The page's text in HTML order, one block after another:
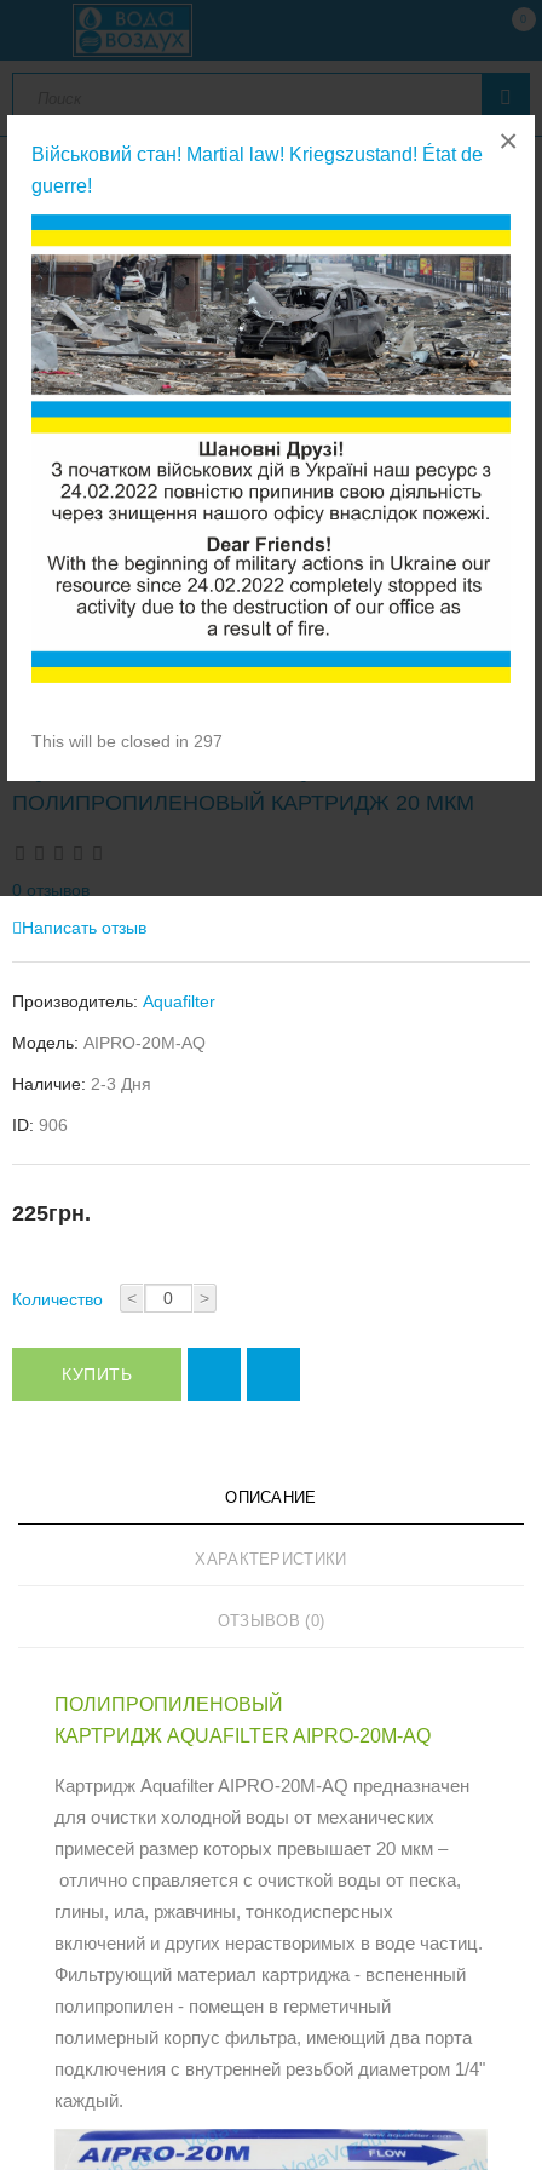
Військовий стан! Martial law! Kriegszustand! État de
guerre!
This will be closed in 297
×
0
Картриджи из вспененного полипропилена
Aquafilter AIPRO-20M-AQ полипропилен 20мкм (резьбовой)
ПОЛИПРОПИЛЕНОВЫЙ КАРТРИДЖ 20 МКМ
0 отзывов
Написать отзыв
Производитель: Aquafilter
Модель: AIPRO-20M-AQ
Наличие: 2-3 Дня
ID: 906
225грн.
Количество < >
КУПИТЬ
ОПИСАНИЕ
ХАРАКТЕРИСТИКИ
ОТЗЫВОВ (0)
ПОЛИПРОПИЛЕНОВЫЙ
КАРТРИДЖ AQUAFILTER AIPRO-20M-AQ
Картридж Aquafilter AIPRO-20M-AQ предназначен
для очистки холодной воды от механических
примесей размер которых превышает 20 мкм –
отлично справляется с очисткой воды от песка,
глины, ила, ржавчины, тонкодисперсных
включений и других нерастворимых в воде частиц.
Фильтрующий материал картриджа - вспененный
полипропилен - помещен в герметичный
полимерный корпус фильтра, имеющий два порта
подключения с внутренней резьбой диаметром 1/4"
каждый.